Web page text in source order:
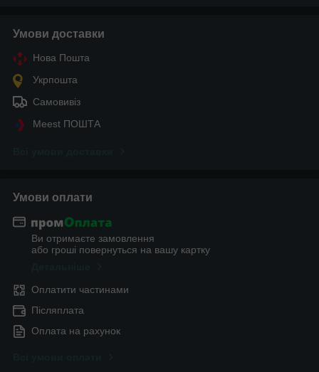
Умови доставки
Нова Пошта
Укрпошта
Самовивіз
Meest ПОШТА
Умови оплати
Ви отримаєте замовлення
або гроші повернуться на вашу картку
Оплатити частинами
Післяплата
Оплата на рахунок